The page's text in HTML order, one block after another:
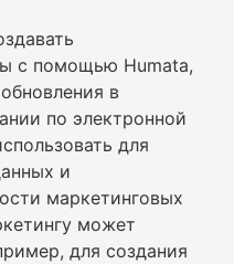
с помощью Humata,
в
по электронной
для
и
маркетинговых
может
для создания